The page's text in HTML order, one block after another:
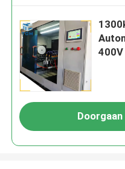
Doorgaan